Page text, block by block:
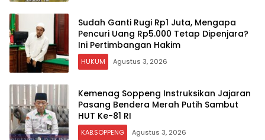
Sudah Ganti Rugi Rp1 Juta, Mengapa
Pencuri Uang Rp5.000 Tetap Dipenjara?
Ini Pertimbangan Hakim
HUKUM Agustus 3, 2026
Kemenag Soppeng Instruksikan Jajaran
Pasang Bendera Merah Putih Sambut
HUT Ke-81 RI
KAB.SOPPENG Agustus 3, 2026